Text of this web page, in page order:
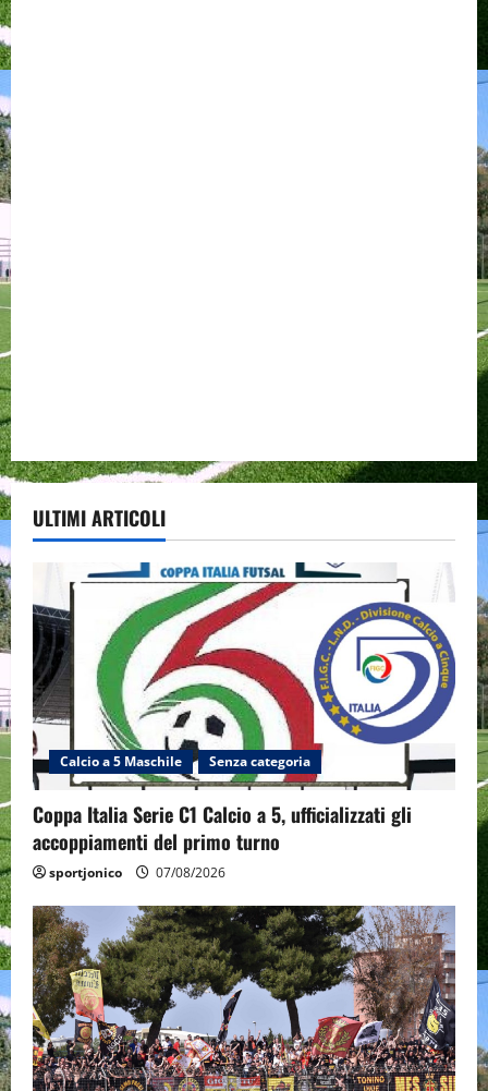
ULTIMI ARTICOLI
Calcio a 5 Maschile Senza categoria
Coppa Italia Serie C1 Calcio a 5, ufficializzati gli
accoppiamenti del primo turno
sportjonico 07/08/2026